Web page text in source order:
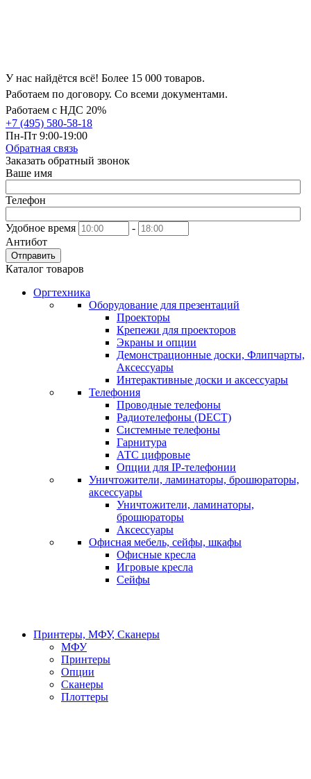
У нас найдётся всё! Более 15 000 товаров.
Работаем по договору. Со всеми документами.
Работаем с НДС 20%
+7 (495) 580-58-18
Пн-Пт 9:00-19:00
Обратная связь
Заказать обратный звонок
Ваше имя
Телефон
Удобное время
-
Антибот
Отправить
Каталог товаров
Оргтехника
Оборудование для презентаций
Проекторы
Крепежи для проекторов
Экраны и опции
Демонстрационные доски, Флипчарты,
Аксессуары
Интерактивные доски и аксессуары
Телефония
Проводные телефоны
Радиотелефоны (DECT)
Системные телефоны
Гарнитура
АТС цифровые
Опции для IP-телефонии
Уничтожители, ламинаторы, брошюраторы,
аксессуары
Уничтожители, ламинаторы,
брошюраторы
Аксессуары
Офисная мебель, сейфы, шкафы
Офисные кресла
Игровые кресла
Сейфы
Принтеры, МФУ, Сканеры
МФУ
Принтеры
Опции
Сканеры
Плоттеры